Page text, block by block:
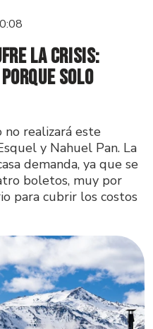
la crisis:
solo
realizará este
y Nahuel Pan. La
demanda, ya que se
boletos, muy por
para cubrir los costos